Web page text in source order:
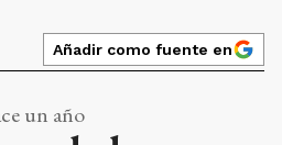
Añadir como fuente en
un año